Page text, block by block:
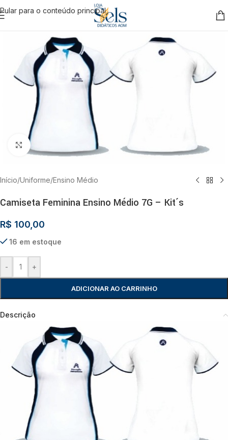
Pular para o conteúdo principal
Clique para ampliar
Início/Uniforme/Ensino Médio
Camiseta Feminina Ensino Médio 7G – Kit´s
R$ 100,00
16 em estoque
- +
ADICIONAR AO CARRINHO
Descrição